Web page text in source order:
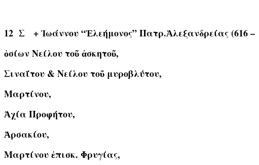
12 Σ + Ἰωάννου “Ἐλεήμονος” Πατρ.Ἀλεξανδρείας (616 –
ὁσίων Νείλου τοῦ ἀσκητοῦ,
Σιναΐτου & Νείλου τοῦ μυροβλύτου,
Μαρτίνου,
Ἀχία Προφήτου,
Ἀρσακίου,
Μαρτίνου ἐπισκ. Φρυγίας,